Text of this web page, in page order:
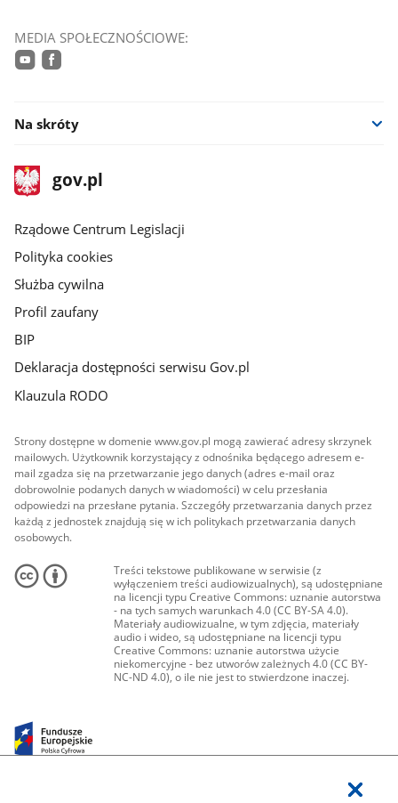
MEDIA SPOŁECZNOŚCIOWE:
Na skróty
stopka
gov.plStrona
gov.pl
Rządowe Centrum Legislacji
Polityka cookies
Służba cywilna
Profil zaufany
BIP
Deklaracja dostępności serwisu Gov.pl
Klauzula RODO
Strony dostępne w domenie www.gov.pl mogą zawierać adresy skrzynek
mailowych. Użytkownik korzystający z odnośnika będącego adresem e-
mail zgadza się na przetwarzanie jego danych (adres e-mail oraz
dobrowolnie podanych danych w wiadomości) w celu przesłania
odpowiedzi na przesłane pytania. Szczegóły przetwarzania danych przez
każdą z jednostek znajdują się w ich politykach przetwarzania danych
osobowych.
Treści tekstowe publikowane w serwisie (z
wyłączeniem treści audiowizualnych), są udostępniane
na licencji typu Creative Commons: uznanie autorstwa
- na tych samych warunkach 4.0 (CC BY-SA 4.0).
Materiały audiowizualne, w tym zdjęcia, materiały
audio i wideo, są udostępniane na licencji typu
Creative Commons: uznanie autorstwa użycie
niekomercyjne - bez utworów zależnych 4.0 (CC BY-
NC-ND 4.0), o ile nie jest to stwierdzone inaczej.